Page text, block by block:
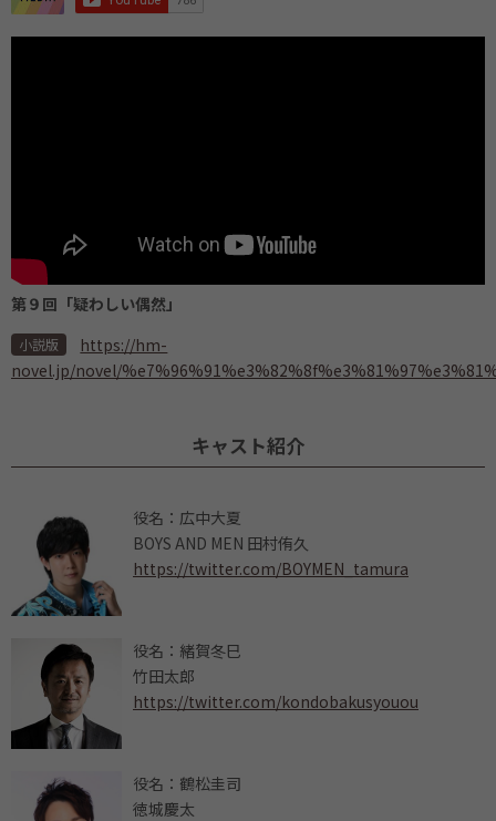
第９回「疑わしい偶然」
小説版
https://hm-
novel.jp/novel/
キャスト紹介
役名：広中大夏
BOYS AND MEN 田村侑久
https://twitter.com/BOYMEN_tamura
役名：緒賀冬巳
竹田太郎
https://twitter.com/kondobakusyouou
役名：鶴松圭司
徳城慶太